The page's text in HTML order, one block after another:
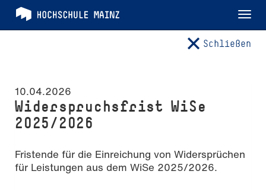
Schließen
10.04.2026
Widerspruchsfrist WiSe
2025/2026
Fristende für die Einreichung von Widersprüchen
für Leistungen aus dem WiSe 2025/2026.